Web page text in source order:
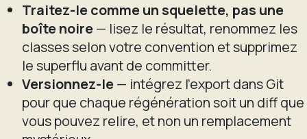
Traitez-le comme un squelette, pas une
boîte noire— lisez le résultat, renommez les
classes selon votre convention et supprimez
le superflu avant de committer.
Versionnez-le— intégrez l'export dans Git
pour que chaque régénération soit un diff que
vous pouvez relire, et non un remplacement